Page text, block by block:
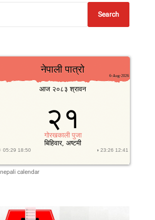
Search
nepali calendar